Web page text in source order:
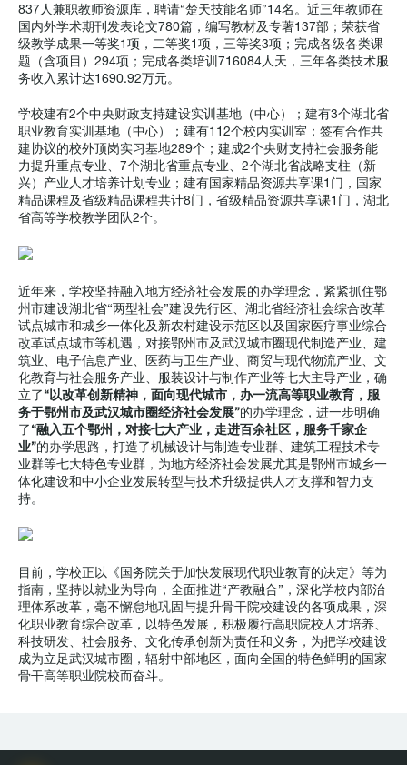
837人兼职教师资源库，聘请“楚天技能名师”14名。近三年教师在
国内外学术期刊发表论文780篇，编写教材及专著137部；荣获省
级教学成果一等奖1项，二等奖1项，三等奖3项；完成各级各类课
题（含项目）294项；完成各类培训716084人天，三年各类技术服
务收入累计达1690.92万元。
学校建有2个中央财政支持建设实训基地（中心）；建有3个湖北省
职业教育实训基地（中心）；建有112个校内实训室；签有合作共
建协议的校外顶岗实习基地289个；建成2个央财支持社会服务能
力提升重点专业、7个湖北省重点专业、2个湖北省战略支柱（新
兴）产业人才培养计划专业；建有国家精品资源共享课1门，国家
精品课程及省级精品课程共计8门，省级精品资源共享课1门，湖北
省高等学校教学团队2个。
近年来，学校坚持融入地方经济社会发展的办学理念，紧紧抓住鄂
州市建设湖北省“两型社会”建设先行区、湖北省经济社会综合改革
试点城市和城乡一体化及新农村建设示范区以及国家医疗事业综合
改革试点城市等机遇，对接鄂州市及武汉城市圈现代制造产业、建
筑业、电子信息产业、医药与卫生产业、商贸与现代物流产业、文
化教育与社会服务产业、服装设计与制作产业等七大主导产业，确
立了 “以改革创新精神，面向现代城市，办一流高等职业教育，服
务于鄂州市及武汉城市圈经济社会发展”的办学理念，进一步明确
了 “融入五个鄂州，对接七大产业，走进百余社区，服务千家企
业”的办学思路，打造了机械设计与制造专业群、建筑工程技术专
业群等七大特色专业群，为地方经济社会发展尤其是鄂州市城乡一
体化建设和中小企业发展转型与技术升级提供人才支撑和智力支
持。
目前，学校正以《国务院关于加快发展现代职业教育的决定》等为
指南，坚持以就业为导向，全面推进“产教融合”，深化学校内部治
理体系改革，毫不懈怠地巩固与提升骨干院校建设的各项成果，深
化职业教育综合改革，以特色发展，积极履行高职院校人才培养、
科技研发、社会服务、文化传承创新为责任和义务，为把学校建设
成为立足武汉城市圈，辐射中部地区，面向全国的特色鲜明的国家
骨干高等职业院校而奋斗。